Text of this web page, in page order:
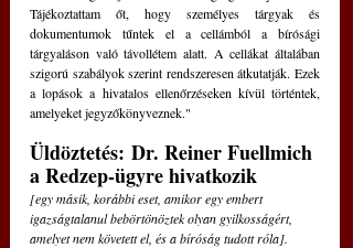
Tájékoztattam őt, hogy személyes tárgyak és
dokumentumok tűntek el a cellámból a bírósági
tárgyaláson való távollétem alatt. A cellákat általában
szigorú szabályok szerint rendszeresen átkutatják. Ezek
a lopások a hivatalos ellenőrzéseken kívül történtek,
amelyeket jegyzőkönyveznek."
Üldöztetés: Dr. Reiner Fuellmich
a Redzep-ügyre hivatkozik
[egy másik, korábbi eset, amikor egy embert
igazságtalanul bebörtönöztek olyan gyilkosságért,
amelyet nem követett el, és a bíróság tudott róla].